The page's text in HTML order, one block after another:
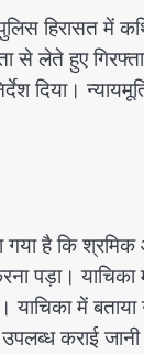
हिरासत में
से लेते हुए
दिया।
है कि
पड़ा।
में बताया
कराई जानी